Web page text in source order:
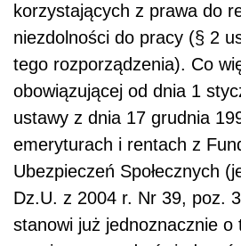
korzystających z prawa do
niezdolności do pracy (§ 2
tego rozporządzenia). Co
obowiązującej od dnia 1
ustawy z dnia 17 grudnia
emeryturach i rentach z
Ubezpieczeń Społecznych
Dz.U. z 2004 r. Nr 39, poz.
stanowi już jednoznacznie